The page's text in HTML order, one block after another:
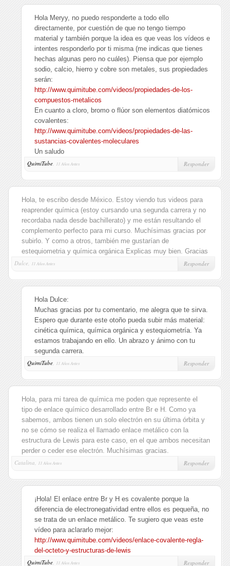
Hola Meryy, no puedo responderte a todo ello
directamente, por cuestión de que no tengo tiempo
material y también porque la idea es que veas los vídeos e
intentes responderlo por ti misma (me indicas que tienes
hechas algunas pero no cuáles). Piensa que por ejemplo
sodio, calcio, hierro y cobre son metales, sus propiedades
serán:
http://www.quimitube.com/videos/propiedades-de-los-
compuestos-metalicos
En cuanto a cloro, bromo o flúor son elementos diatómicos
covalentes:
http://www.quimitube.com/videos/propiedades-de-las-
sustancias-covalentes-moleculares
Un saludo
QuimiTube, 11 Años Antes Responder
Hola, te escribo desde México. Estoy viendo tus videos para
reaprender química (estoy cursando una segunda carrera y no
recordaba nada desde bachillerato) y me están resultando el
complemento perfecto para mi curso. Muchísimas gracias por
subirlo. Y como a otros, también me gustarían de
estequiometria y química orgánica Explicas muy bien. Gracias
Dulce,
11 Años Antes Responder
Hola Dulce:
Muchas gracias por tu comentario, me alegra que te sirva.
Espero que durante este otoño pueda subir más material:
cinética química, química orgánica y estequiometría. Ya
estamos trabajando en ello. Un abrazo y ánimo con tu
segunda carrera.
QuimiTube, 11 Años Antes Responder
Hola, para mi tarea de química me poden que represente el
tipo de enlace químico desarrollado entre Br e H. Como ya
sabemos, ambos tienen un solo electrón en su última órbita y
no se cómo se realiza el llamado enlace metálico con la
estructura de Lewis para este caso, en el que ambos necesitan
perder o ceder ese electrón. Muchísimas gracias.
Catalina,
11 Años Antes Responder
¡Hola! El enlace entre Br y H es covalente porque la
diferencia de electronegatividad entre ellos es pequeña, no
se trata de un enlace metálico. Te sugiero que veas este
vídeo para aclararlo mejor:
http://www.quimitube.com/videos/enlace-covalente-regla-
del-octeto-y-estructuras-de-lewis
QuimiTube, 11 Años Antes Responder